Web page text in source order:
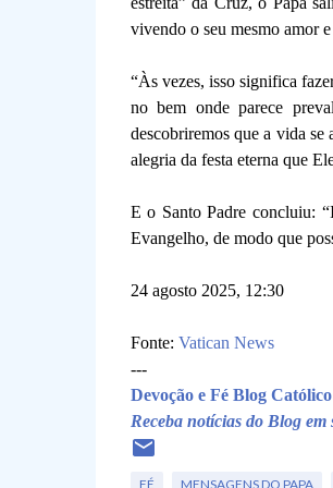
vivendo o seu mesmo amor
“Às vezes, isso significa
no bem onde parece
descobriremos que a vida se
alegria da festa eterna que
E o Santo Padre concluiu:
Evangelho, de modo que
24 agosto 2025, 12:30
Fonte: Vatican News
---
Devoção e Fé Blog Católico
Receba notícias do Blog em
FÉ MENSAGENS DO PAPA